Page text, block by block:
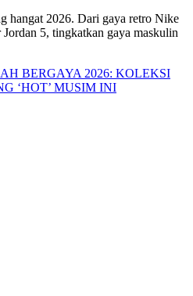
hangat 2026. Dari gaya retro Nike
5, tingkatkan gaya maskulin
BERGAYA 2026: KOLEKSI
‘HOT’ MUSIM INI